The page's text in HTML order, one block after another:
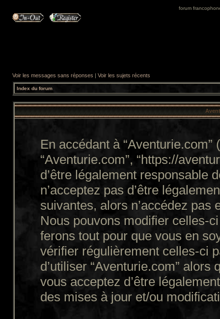
forum
Voir les messages sans réponses | Voir les sujets récents
Index du forum
En accédant à “Aventurie.com”
“Aventurie.com”, “https://
d’être légalement responsable
n’acceptez pas d’être
suivantes, alors n’accédez pas
Nous pouvons modifier celles-
ferons tout pour que vous en
vérifier régulièrement celles-ci
d’utiliser “Aventurie.com”
vous acceptez d’être
des mises à jour et/ou